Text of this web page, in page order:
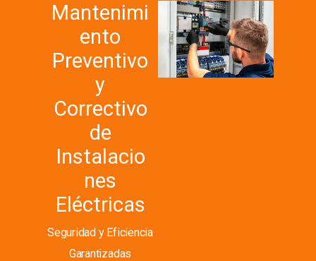
Mantenimi
ento
Preventivo
y
Correctivo
de
Instalacio
nes
Eléctricas
Seguridad y Eficiencia
Garantizadas